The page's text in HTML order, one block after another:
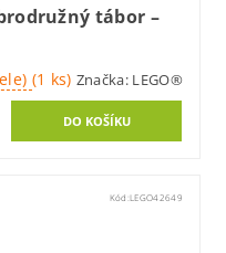
tábor –
(1 ks) Značka: LEGO®
Kód:LEGO42649